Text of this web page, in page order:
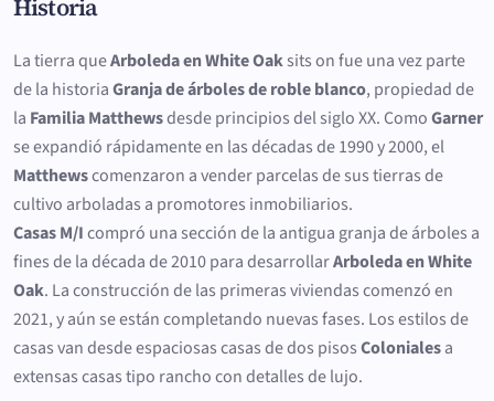
Historia
La tierra queArboleda en White Oaksits on fue una vez parte
de la historiaGranja de árboles de roble blanco, propiedad de
la Familia Matthewsdesde principios del siglo XX. ComoGarner
se expandió rápidamente en las décadas de 1990 y 2000, el
Matthewscomenzaron a vender parcelas de sus tierras de
cultivo arboladas a promotores inmobiliarios.
Casas M/Icompró una sección de la antigua granja de árboles a
fines de la década de 2010 para desarrollarArboleda en White
Oak. La construcción de las primeras viviendas comenzó en
2021, y aún se están completando nuevas fases. Los estilos de
casas van desde espaciosas casas de dos pisosColonialesa
extensas casas tipo rancho con detalles de lujo.